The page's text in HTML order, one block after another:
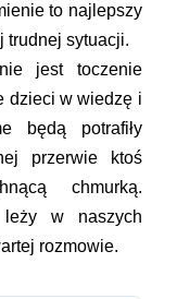
to najlepszy
trudnej sytuacji.
jest toczenie
dzieci w wiedzę i
będą potrafiły
przerwie ktoś
chmurką.
leży w naszych
rozmowie.